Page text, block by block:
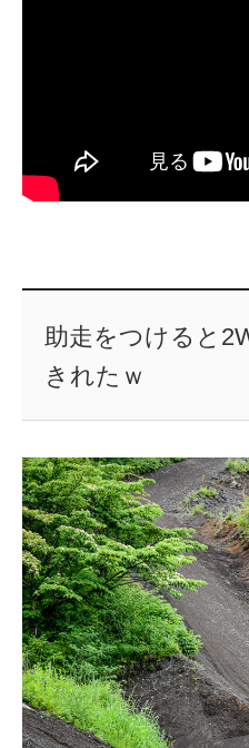
助走をつけると
きれたｗ